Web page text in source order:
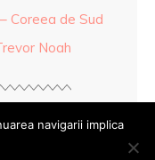
Coreea de Sud
Noah
by
navigarii implica